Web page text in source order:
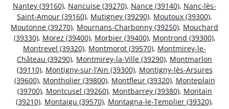
Nantey (39160), Nancuise (39270), Nance (39140), Nanc-lès-
Saint-Amour (39160), Mutigney (39290), Moutoux (39300),
Moutonne (39270), Mournans-Charbonny (39250), Mouchard
(39330), Morez (39400), Morbier (39400), Montrond (39300),
Montrevel (39320), Montmorot (39570), Montmirey-le-
Château (39290), Montmirey-la-Ville (39290), Montmarlon
(39110), Montigny-sur-l’Ain (39300), Montigny-lès-Arsures
(39600), Montholier (39800), Montfleur (39320), Monteplain
(39700), Montcusel (39260), Montbarrey (39380), Montain
(39210), Montaigu (39570), Montagna-le-Templier (39320),